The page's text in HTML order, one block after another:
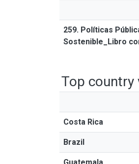
259. Políticas
Sostenible_Libro
Top country
Costa Rica
Brazil